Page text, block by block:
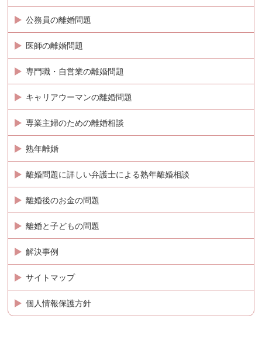
公務員の離婚問題
医師の離婚問題
専門職・自営業の離婚問題
キャリアウーマンの離婚問題
専業主婦のための離婚相談
熟年離婚
離婚問題に詳しい弁護士による熟年離婚相談
離婚後のお金の問題
離婚と子どもの問題
解決事例
サイトマップ
個人情報保護方針